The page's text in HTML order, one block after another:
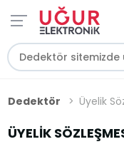
Dedektör Üyelik
ÜYELIK